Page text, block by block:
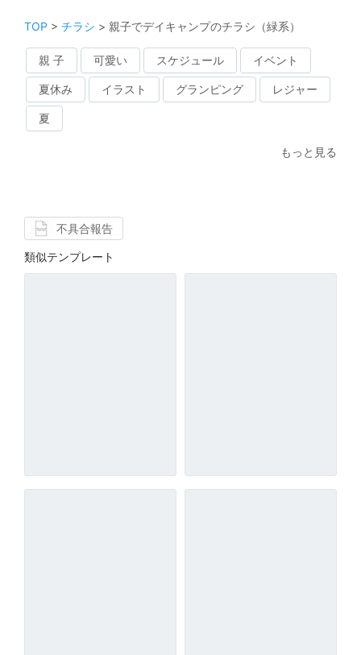
TOP > チラシ > 親子でデイキャンプのチラシ（緑系）
親 子 可愛い スケジュール イベント
夏休み イラスト グランピング レジャー
夏
もっと見る
不具合報告
類似テンプレート